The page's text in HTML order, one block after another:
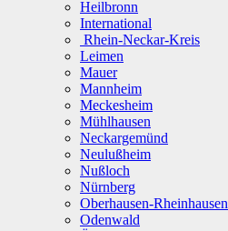
Heilbronn
International
Rhein-Neckar-Kreis
Leimen
Mauer
Mannheim
Meckesheim
Mühlhausen
Neckargemünd
Neulußheim
Nußloch
Nürnberg
Oberhausen-Rheinhausen
Odenwald